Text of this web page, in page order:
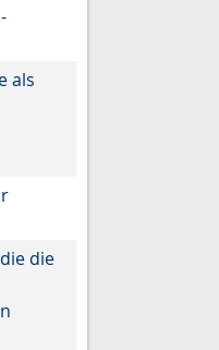
als
die